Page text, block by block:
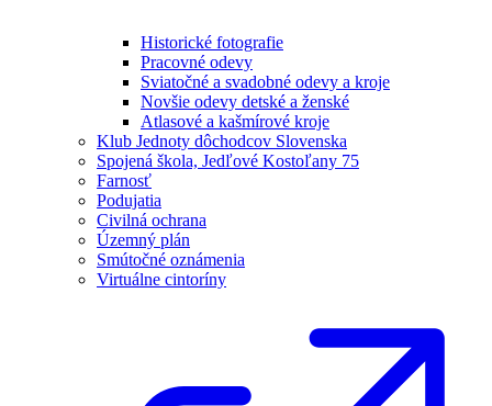
Historické fotografie
Pracovné odevy
Sviatočné a svadobné odevy a kroje
Novšie odevy detské a ženské
Atlasové a kašmírové kroje
Klub Jednoty dôchodcov Slovenska
Spojená škola, Jedľové Kostoľany 75
Farnosť
Podujatia
Civilná ochrana
Územný plán
Smútočné oznámenia
Virtuálne cintoríny